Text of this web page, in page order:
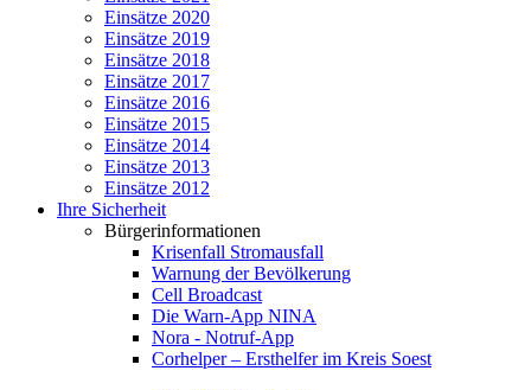
Einsätze 2020
Einsätze 2019
Einsätze 2018
Einsätze 2017
Einsätze 2016
Einsätze 2015
Einsätze 2014
Einsätze 2013
Einsätze 2012
Ihre Sicherheit
Bürgerinformationen
Krisenfall Stromausfall
Warnung der Bevölkerung
Cell Broadcast
Die Warn-App NINA
Nora - Notruf-App
Corhelper – Ersthelfer im Kreis Soest